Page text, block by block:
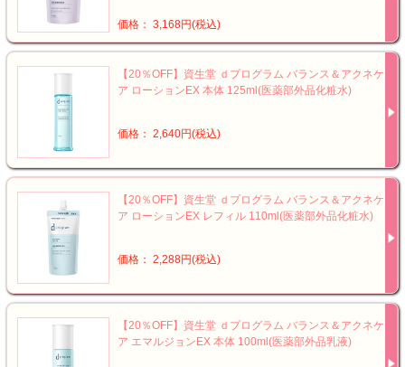
価格： 3,168円(税込)
【20％OFF】資生堂 ｄプログラム バランス＆アクネケ
ア ローションEX 本体 125ml(医薬部外品化粧水)
価格： 2,640円(税込)
【20％OFF】資生堂 ｄプログラム バランス＆アクネケ
ア ローションEX レフィル 110ml(医薬部外品化粧水)
価格： 2,288円(税込)
【20％OFF】資生堂 ｄプログラム バランス＆アクネケ
ア エマルジョンEX 本体 100ml(医薬部外品乳液)